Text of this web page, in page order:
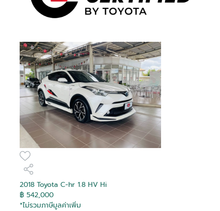
2018 Toyota C-hr 1.8 HV Hi
฿ 542,000
*ไม่รวมภาษีมูลค่าเพิ่ม